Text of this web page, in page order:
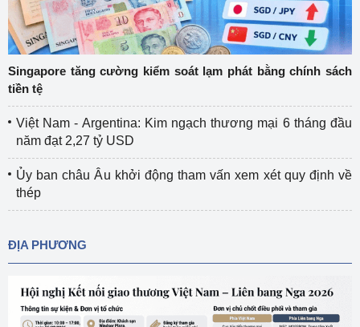
Singapore tăng cường kiểm soát lạm phát bằng chính sách
tiền tệ
Việt Nam - Argentina: Kim ngạch thương mại 6 tháng đầu
năm đạt 2,27 tỷ USD
Ủy ban châu Âu khởi động tham vấn xem xét quy định về
thép
ĐỊA PHƯƠNG